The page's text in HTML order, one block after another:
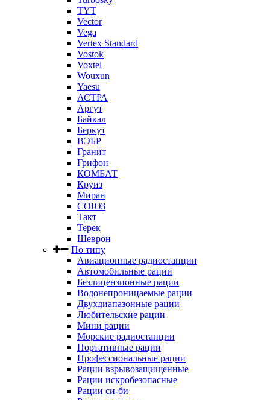
TYT
Vector
Vega
Vertex Standard
Vostok
Voxtel
Wouxun
Yaesu
АСТРА
Аргут
Байкал
Беркут
ВЭБР
Гранит
Грифон
КОМБАТ
Круиз
Миран
СОЮЗ
Такт
Терек
Шеврон
По типу
Авиационные радиостанции
Автомобильные рации
Безлицензионные рации
Водонепроницаемые рации
Двухдиапазонные рации
Любительские рации
Мини рации
Морские радиостанции
Портативные рации
Профессиональные рации
Рации взрывозащищенные
Рации искробезопасные
Рации си-би